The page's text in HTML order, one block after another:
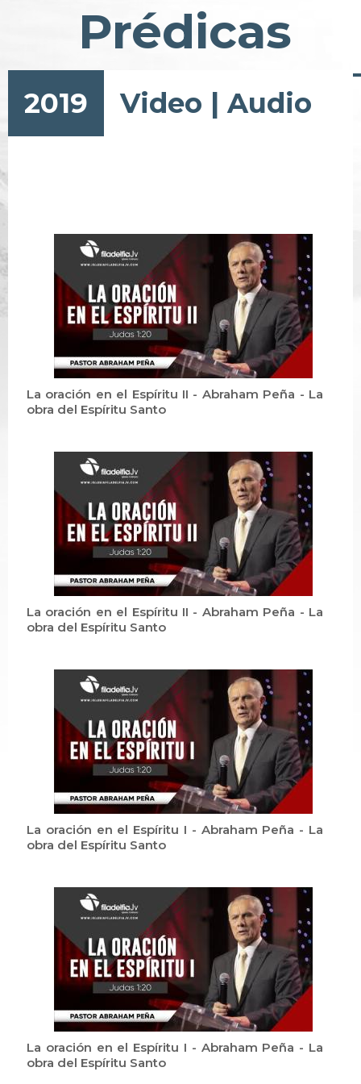
Prédicas
2019 Video | Audio
La oración en el Espíritu II - Abraham Peña - La
obra del Espíritu Santo
La oración en el Espíritu II - Abraham Peña - La
obra del Espíritu Santo
La oración en el Espíritu I - Abraham Peña - La
obra del Espíritu Santo
La oración en el Espíritu I - Abraham Peña - La
obra del Espíritu Santo
Paginación